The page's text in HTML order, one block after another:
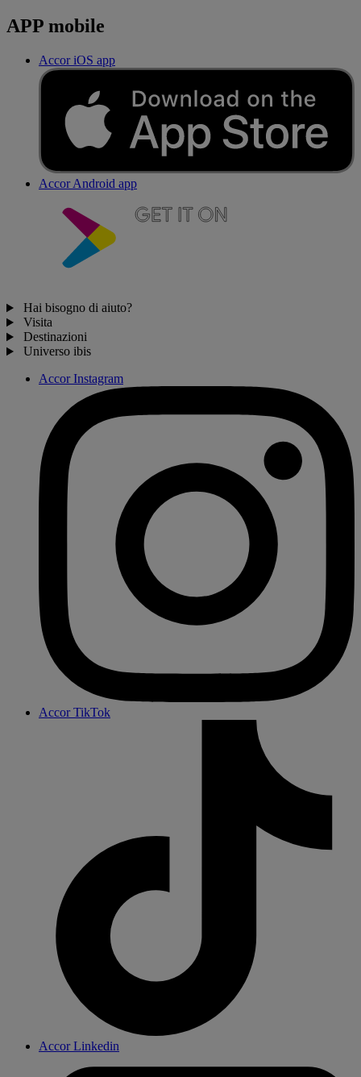
APP mobile
Accor iOS app
Accor Android app
Hai bisogno di aiuto?
Visita
Destinazioni
Universo ibis
Accor Instagram
Accor TikTok
Accor Linkedin